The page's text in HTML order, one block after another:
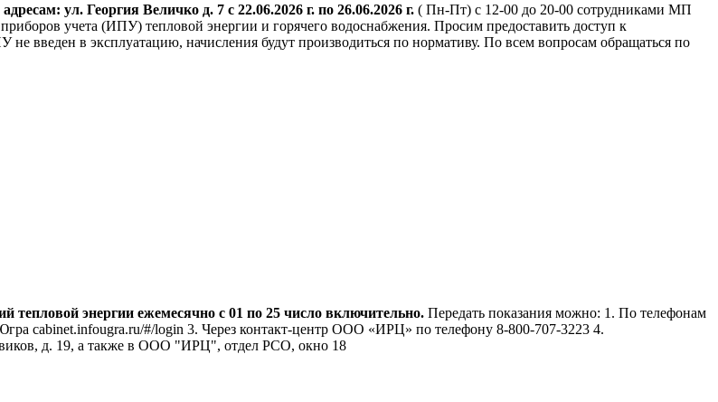
ул. Георгия Величко д. 7 с 22.06.2026 г. по 26.06.2026 г. ( Пн-Пт) с 12-00 до 20-00 сотрудниками МП
учета (ИПУ) тепловой энергии и горячего водоснабжения. Просим предоставить доступ к
введен в эксплуатацию, начисления будут производиться по нормативу. По всем вопросам обращаться по
энергии ежемесячно с 01 по 25 число включительно. Передать показания можно: 1. По телефонам
cabinet.infougra.ru/#/login 3. Через контакт-центр ООО «ИРЦ» по телефону 8-800-707-3223 4.
д. 19, а также в ООО "ИРЦ", отдел РСО, окно 18